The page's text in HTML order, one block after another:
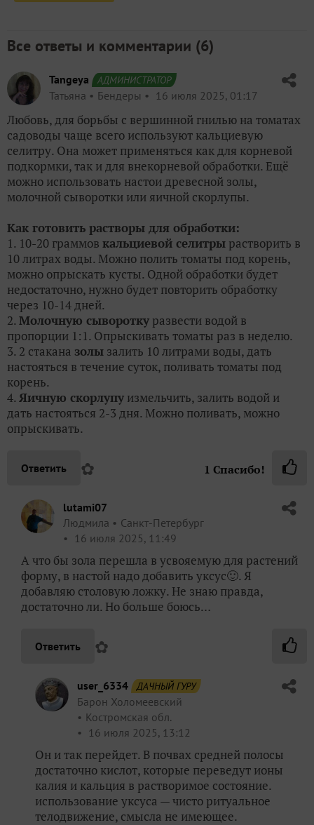
Все ответы и комментарии (6)
Tangeya АДМИНИСТРАТОР
Татьяна Бендеры 16 июля 2025, 01:17
Любовь, для борьбы с вершинной гнилью на томатах
садоводы чаще всего используют кальциевую
селитру. Она может применяться как для корневой
подкормки, так и для внекорневой обработки. Ещё
можно использовать настои древесной золы,
молочной сыворотки или яичной скорлупы.
Как готовить растворы для обработки:
1. 10-20 граммов кальциевой селитры растворить в
10 литрах воды. Можно полить томаты под корень,
можно опрыскать кусты. Одной обработки будет
недостаточно, нужно будет повторить обработку
через 10-14 дней.
2. Молочную сыворотку развести водой в
пропорции 1:1. Опрыскивать томаты раз в неделю.
3. 2 стакана золы залить 10 литрами воды, дать
настояться в течение суток, поливать томаты под
корень.
4. Яичную скорлупу измельчить, залить водой и
дать настояться 2-3 дня. Можно поливать, можно
опрыскивать.
Ответить ✿ 1 Спасибо!
lutami07
Людмила
Санкт-Петербург
16 июля 2025, 11:49
А что бы зола перешла в усвояемую для растений
форму, в настой надо добавить уксус🙂. Я
добавляю столовую ложку. Не знаю правда,
достаточно ли. Но больше боюсь…
Ответить ✿
user_6334 ДАЧНЫЙ ГУРУ
Барон Холомеевский
Костромская обл.
16 июля 2025, 13:12
Он и так перейдет. В почвах средней полосы
достаточно кислот, которые переведут ионы
калия и кальция в растворимое состояние.
использование уксуса — чисто ритуальное
телодвижение, смысла не имеющее.